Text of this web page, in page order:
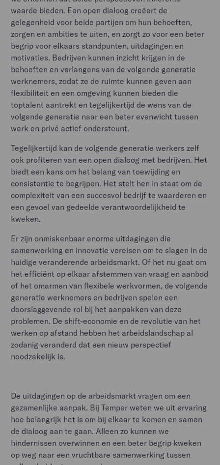
waarde bieden. Een open dialoog creëert de
gelegenheid voor beide partijen om hun behoeften,
zorgen en ambities te uiten, en zorgt zo voor een beter
begrip voor elkaars standpunten, uitdagingen en
motivaties. Bedrijven kunnen inzicht krijgen in de
behoeften en verlangens van de volgende generatie
werknemers, zodat ze de ruimte kunnen geven aan
flexibiliteit en een omgeving kunnen bieden die
toptalent aantrekt en tegelijkertijd de wens van de
volgende generatie naar een beter evenwicht tussen
werk en privé actief ondersteunt.
Tegelijkertijd kan de volgende generatie werkers zelf
ook profiteren van een open dialoog met bedrijven. Het
biedt een kans om het belang van toewijding en
consistentie te begrijpen. Het stelt hen in staat om de
complexiteit van een succesvol bedrijf te waarderen en
een gevoel van gedeelde verantwoordelijkheid te
kweken.
Er zijn onmiskenbaar enorme uitdagingen die
samenwerking en innovatie vereisen om te slagen in de
huidige veranderende arbeidsmarkt. Of het nu gaat om
het efficiënt op elkaar afstemmen van vraag en aanbod
of het omarmen van flexibele werkvormen, de volgende
generatie werknemers en bedrijven spelen een
doorslaggevende rol bij het aanpakken van deze
problemen. De shift-economie en de revolutie van het
werken op afstand hebben het arbeidslandschap al
zodanig veranderd dat een nieuw perspectief
noodzakelijk is.
De uitdagingen op de arbeidsmarkt vragen om een
gezamenlijke aanpak. Bij Temper weten we uit ervaring
hoe belangrijk het is om bij elkaar te komen en samen
de dialoog aan te gaan. Alleen zo kunnen we
hindernissen overwinnen en een beter begrip kweken
op weg naar een vruchtbare samenwerking tussen